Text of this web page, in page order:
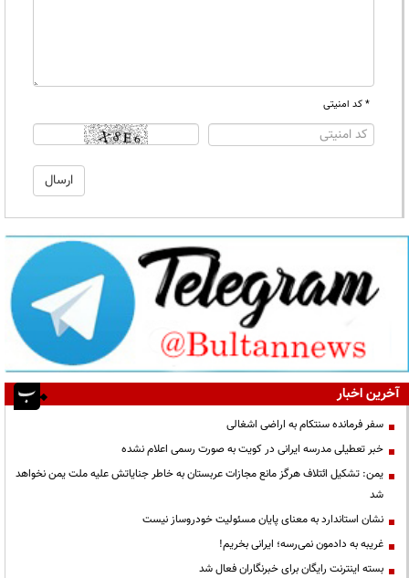
* کد امنیتی
آخرین اخبار
سفر فرمانده سنتکام به اراضی اشغالی
خبر تعطیلی مدرسه ایرانی در کویت به صورت رسمی اعلام نشده
یمن: تشکیل ائتلاف هرگز مانع مجازات عربستان به خاطر جنایاتش علیه ملت یمن نخواهد
شد
نشان استاندارد به معنای پایان مسئولیت خودروساز نیست
غریبه به دادمون نمی‌رسه؛ ایرانی بخریم!
بسته اینترنت رایگان برای خبرنگاران فعال شد